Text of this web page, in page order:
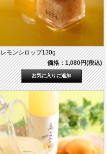
レモンシロップ130g
価格：1,080円(税込)